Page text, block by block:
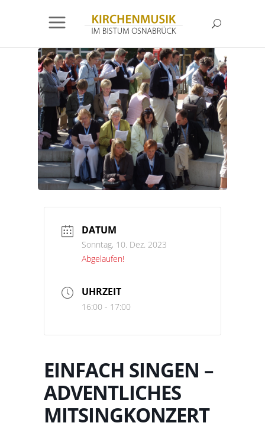
DATUM
Sonntag, 10. Dez. 2023
Abgelaufen!
UHRZEIT
16:00 - 17:00
EINFACH SINGEN –
ADVENTLICHES
MITSINGKONZERT